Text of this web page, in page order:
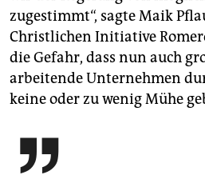
zugestimmt“, sagte Maik
Christlichen Initiative
die Gefahr, dass nun auch
arbeitende Unternehmen
keine oder zu wenig Mühe
